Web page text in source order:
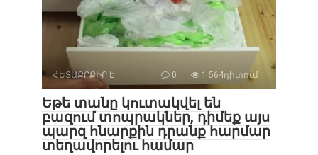
ՀԵՏԱՔՐՔԻՐ Է 0 1 564դիտում
Եթե տանը կուտակվել են
բազում տոպրակներ, դիմեք այս
պարզ հնարքին դրանք հարմար
տեղավորելու համար